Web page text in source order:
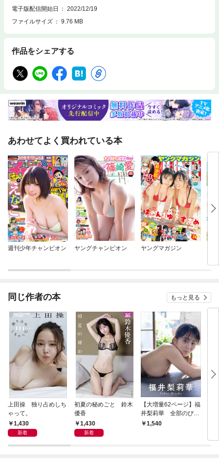
電子版配信開始日
2022/12/19
ファイルサイズ
9.76 MB
作品をシェアする
あわせてよく買われている本
週刊少年チャンピオン ヤングチャンピオン ヤングマガジン
同じ作者の本 もっと見る
上田操 独り占めしち
ゃって。
1,430
新着
初夏の秘めごと 鈴木
優香
1,430
新着
【大増量62ページ】福
井梨莉華 全部のびし
ろ。1,540